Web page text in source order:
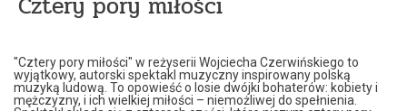
"Cztery pory miłości" w reżyserii Wojciecha Czerwińskiego to
wyjątkowy, autorski spektakl muzyczny inspirowany polską
muzyką ludową. To opowieść o losie dwójki bohaterów: kobiety i
mężczyzny, i ich wielkiej miłości – niemożliwej do spełnienia.